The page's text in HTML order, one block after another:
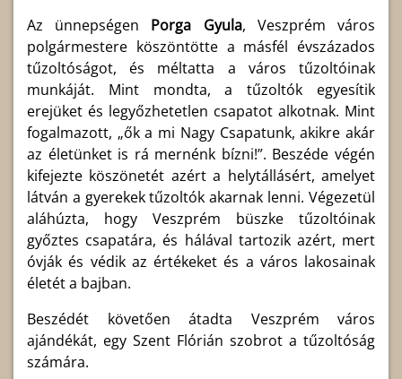
Az ünnepségen Porga Gyula, Veszprém város
polgármestere köszöntötte a másfél évszázados
tűzoltóságot, és méltatta a város tűzoltóinak
munkáját. Mint mondta, a tűzoltók egyesítik
erejüket és legyőzhetetlen csapatot alkotnak. Mint
fogalmazott, „ők a mi Nagy Csapatunk, akikre akár
az életünket is rá mernénk bízni!”. Beszéde végén
kifejezte köszönetét azért a helytállásért, amelyet
látván a gyerekek tűzoltók akarnak lenni. Végezetül
aláhúzta, hogy Veszprém büszke tűzoltóinak
győztes csapatára, és hálával tartozik azért, mert
óvják és védik az értékeket és a város lakosainak
életét a bajban.
Beszédét követően átadta Veszprém város
ajándékát, egy Szent Flórián szobrot a tűzoltóság
számára.